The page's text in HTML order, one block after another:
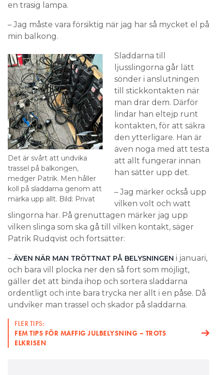
en trasig lampa.
– Jag måste vara försiktig när jag har så mycket el på
min balkong.
Det är svårt att undvika
trassel på balkongen,
medger Patrik. Men håller
koll på sladdarna genom att
märka upp allt. Bild: Privat
Sladdarna till
ljusslingorna går lätt
sönder i anslutningen
till stickkontakten när
man drar dem. Därför
lindar han eltejp runt
kontakten, för att säkra
den ytterligare. Han är
även noga med att testa
att allt fungerar innan
han sätter upp det.
– Jag märker också upp
vilken volt och watt
slingorna har. På grenuttagen märker jag upp
vilken slinga som ska gå till vilken kontakt, säger
Patrik Rudqvist och fortsätter:
– ÄVEN NÄR MAN TRÖTTNAT PÅ BELYSNINGEN i januari,
och bara vill plocka ner den så fort som möjligt,
gäller det att binda ihop och sortera sladdarna
ordentligt och inte bara trycka ner allt i en påse. Då
undviker man trassel och skador på sladdarna.
FLER TIPS:
FEM TIPS FÖR MAFFIG JULBELYSNING – TROTS
ELKRISEN